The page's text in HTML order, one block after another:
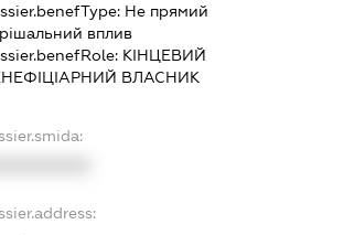
Не прямий
вплив
КІНЦЕВИЙ
ВЛАСНИК